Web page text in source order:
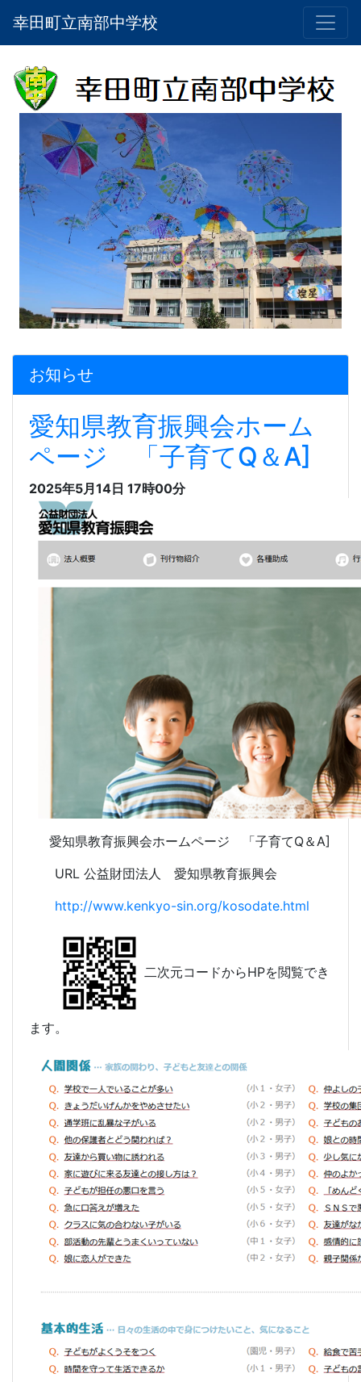
幸田町立南部中学校
お知らせ
愛知県教育振興会ホーム
ページ 「子育てQ＆A]
2025年5月14日 17時00分
愛知県教育振興会ホームページ 「子育てQ＆A]
URL 公益財団法人 愛知県教育振興会
http://www.kenkyo-sin.org/kosodate.html
二次元コードからHPを閲覧でき
ます。